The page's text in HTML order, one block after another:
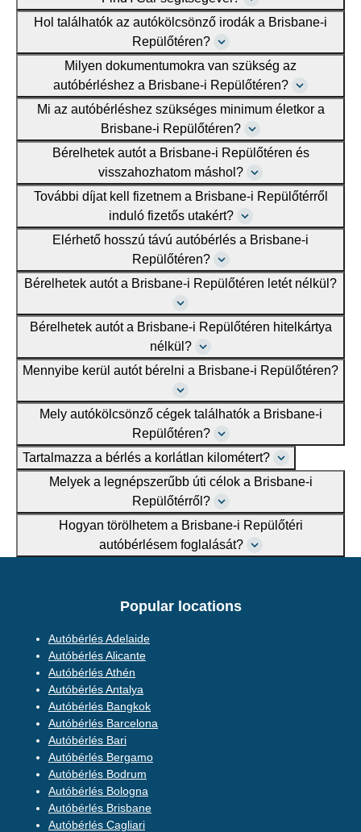
Hol találhatók az autókölcsönző irodák a Brisbane-i
Repülőtéren?
Milyen dokumentumokra van szükség az
autóbérléshez a Brisbane-i Repülőtéren?
Mi az autóbérléshez szükséges minimum életkor a
Brisbane-i Repülőtéren?
Bérelhetek autót a Brisbane-i Repülőtéren és
visszahozhatom máshol?
További díjat kell fizetnem a Brisbane-i Repülőtérről
induló fizetős utakért?
Elérhető hosszú távú autóbérlés a Brisbane-i
Repülőtéren?
Bérelhetek autót a Brisbane-i Repülőtéren letét nélkül?
Bérelhetek autót a Brisbane-i Repülőtéren hitelkártya
nélkül?
Mennyibe kerül autót bérelni a Brisbane-i Repülőtéren?
Mely autókölcsönző cégek találhatók a Brisbane-i
Repülőtéren?
Tartalmazza a bérlés a korlátlan kilométert?
Melyek a legnépszerűbb úti célok a Brisbane-i
Repülőtérről?
Hogyan törölhetem a Brisbane-i Repülőtéri
autóbérlésem foglalását?
Popular locations
Autóbérlés Adelaide
Autóbérlés Alicante
Autóbérlés Athén
Autóbérlés Antalya
Autóbérlés Bangkok
Autóbérlés Barcelona
Autóbérlés Bari
Autóbérlés Bergamo
Autóbérlés Bodrum
Autóbérlés Bologna
Autóbérlés Brisbane
Autóbérlés Cagliari